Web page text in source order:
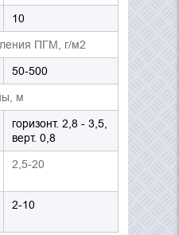
10
ПГМ, г/м2
50-500
м
горизонт. 2,8 - 3,5,
верт. 0,8
2,5-20
2-10